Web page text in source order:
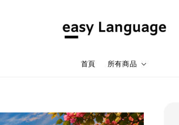
首頁 所有商品